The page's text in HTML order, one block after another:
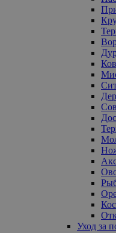
Уход за